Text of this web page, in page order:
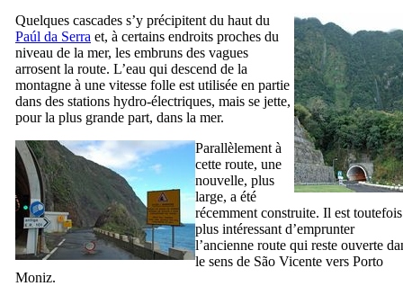
Quelques cascades s’y précipitent du haut du
Paúl da Serra et, à certains endroits proches du
niveau de la mer, les embruns des vagues
arrosent la route. L’eau qui descend de la
montagne à une vitesse folle est utilisée en partie
dans des stations hydro-électriques, mais se jette,
pour la plus grande part, dans la mer.
Parallèlement à
cette route, une
nouvelle, plus
large, a été
récemment construite. Il est toutefois
plus intéressant d’emprunter
l’ancienne route qui reste ouverte
le sens de São Vicente vers Porto
Moniz.